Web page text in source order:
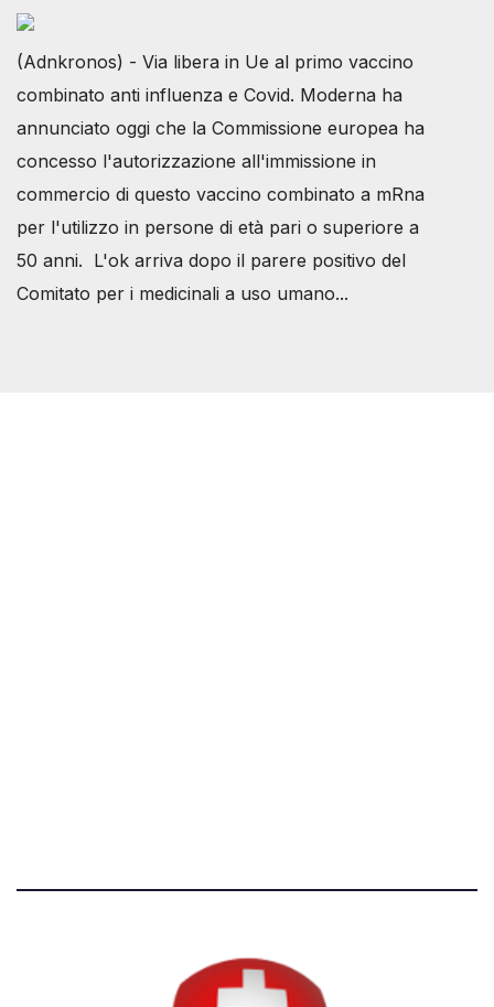
(Adnkronos) - Via libera in Ue al primo vaccino
combinato anti influenza e Covid. Moderna ha
annunciato oggi che la Commissione europea ha
concesso l'autorizzazione all'immissione in
commercio di questo vaccino combinato a mRna
per l'utilizzo in persone di età pari o superiore a
50 anni. L'ok arriva dopo il parere positivo del
Comitato per i medicinali a uso umano...